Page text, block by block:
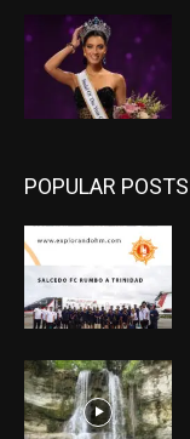
POPULAR POSTS